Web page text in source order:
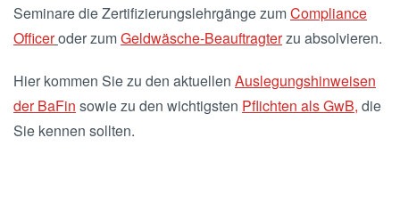
Seminare die Zertifizierungslehrgänge zumCompliance
Officeroder zumGeldwäsche-Beauftragterzu absolvieren.
Hier kommen Sie zu den aktuellen Auslegungshinweisen
der BaFin sowie zu den wichtigsten Pflichten als GwB, die
Sie kennen sollten.